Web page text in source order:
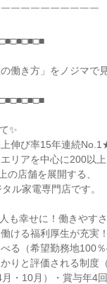
￣￣￣￣￣￣￣￣￣
働き方」をノジマで
✨
伸び率15年連続
リアを中心に200以上
の店舗を展開する、
ル家電専門店です。
も幸せに！働きやす
ける福利厚生が充実
る（希望勤務地100％
りと評価される制度
・10月）・賞与年4